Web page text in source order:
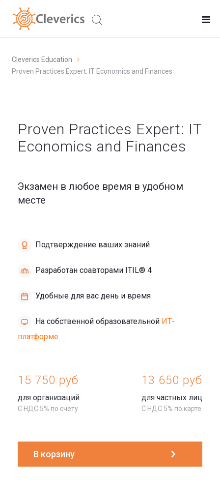
Cleverics Education
Proven Practices Expert: IT Economics and Finances
Proven Practices Expert: IT
Economics and Finances
Экзамен в любое время в удобном
месте
Подтверждение ваших знаний
Разработан соавторами ITIL® 4
Удобные для вас день и время
На собственной образовательной ИТ-
платформе
15 750 руб
для организаций
С НДС 5% по счету
13 650 руб
для частных лиц
С НДС 5% по карте